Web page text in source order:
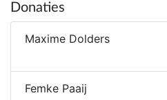
Donaties
Maxime Dolders
Femke Paaij